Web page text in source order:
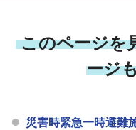
このページを
ージ
災害時緊急一時避難